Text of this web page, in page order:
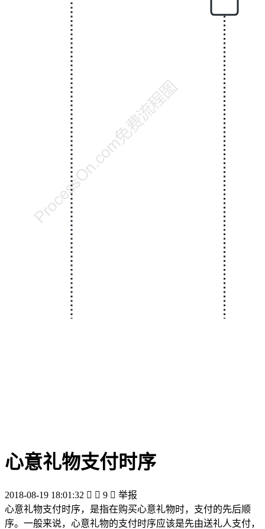
心意礼物支付时序
2018-08-19 18:01:32   9  举报
心意礼物支付时序，是指在购买心意礼物时，支付的先后顺
序。一般来说，心意礼物的支付时序应该是先由送礼人支付，